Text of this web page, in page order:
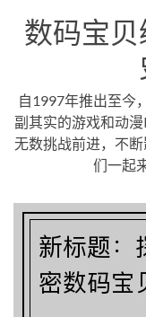
数码宝
自1997年推出至今
副其实的游戏和动
无数挑战前进，不
们一起